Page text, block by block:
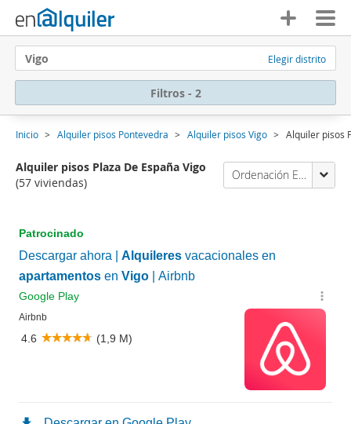
Vigo Elegir distrito
Filtros - 2
Inicio Alquiler pisos Pontevedra Alquiler pisos Vigo Alquiler pisos
Alquiler pisos Plaza De España Vigo
(57 viviendas)
Ordenación Enalquiler